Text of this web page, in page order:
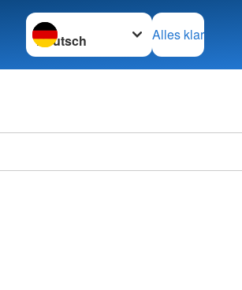
Sprache wechseln zu
Alles klar